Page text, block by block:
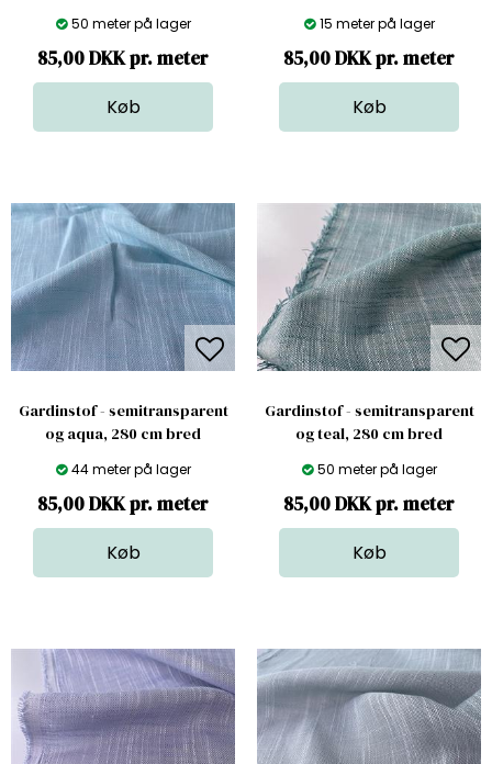
50 meter på lager
85,00 DKK pr. meter
15 meter på lager
85,00 DKK pr. meter
Gardinstof - semitransparent
og aqua, 280 cm bred
44 meter på lager
85,00 DKK pr. meter
Gardinstof - semitransparent
og teal, 280 cm bred
50 meter på lager
85,00 DKK pr. meter